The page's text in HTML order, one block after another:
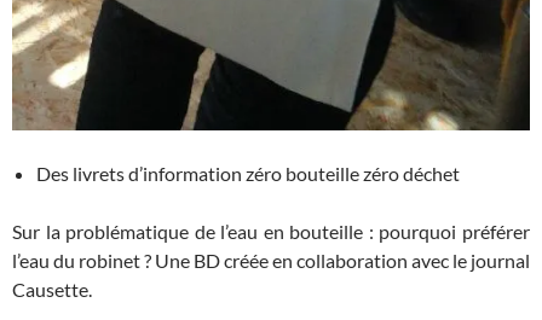
Des livrets d’information zéro bouteille zéro déchet
Sur la problématique de l’eau en bouteille : pourquoi préférer
l’eau du robinet ? Une BD créée en collaboration avec le journal
Causette.